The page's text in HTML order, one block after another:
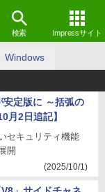
検索 Impressサイト
Windows
定版に ～括弧の
月2日追記】
セキュリティ機能
開
(2025/10/1)